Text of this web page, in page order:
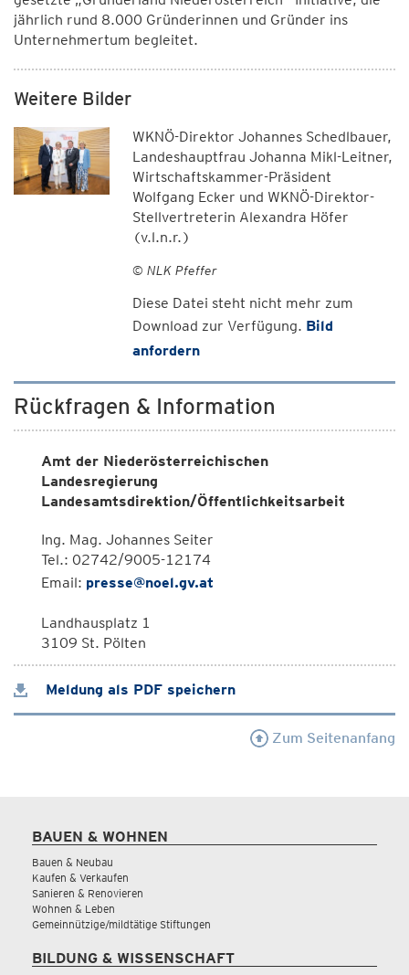
jährlich rund 8.000 Gründerinnen und Gründer ins
Unternehmertum begleitet.
Weitere Bilder
WKNÖ-Direktor Johannes Schedlbauer,
Landeshauptfrau Johanna Mikl-Leitner,
Wirtschaftskammer-Präsident
Wolfgang Ecker und WKNÖ-Direktor-
Stellvertreterin Alexandra Höfer
(v.l.n.r.)
© NLK Pfeffer
Diese Datei steht nicht mehr zum
Download zur Verfügung. Bild
anfordern
Rückfragen & Information
Amt der Niederösterreichischen
Landesregierung
Landesamtsdirektion/Öffentlichkeitsarbeit
Ing. Mag. Johannes Seiter
Tel.: 02742/9005-12174
Email: presse@noel.gv.at
Landhausplatz 1
3109 St. Pölten
Meldung als PDF speichern
Zum Seitenanfang
BAUEN & WOHNEN
Bauen & Neubau
Kaufen & Verkaufen
Sanieren & Renovieren
Wohnen & Leben
Gemeinnützige/mildtätige Stiftungen
BILDUNG & WISSENSCHAFT